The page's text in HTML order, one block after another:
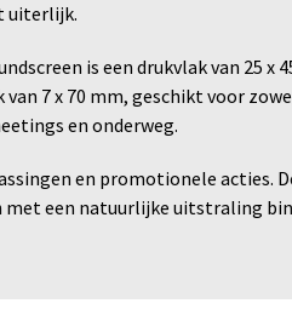
uiterlijk.
is een drukvlak van 25 x
7 x 70 mm, geschikt voor
en onderweg.
en promotionele acties.
een natuurlijke uitstraling